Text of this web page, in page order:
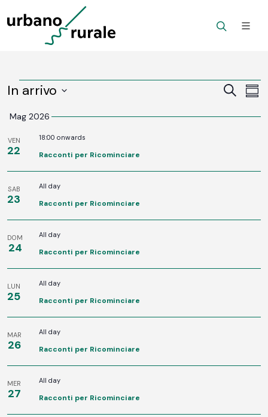
Eventi
Eventi
Cerca
In arrivo
DATE.
Mag 2026
VEN
22
18:00 onwards
Racconti per Ricominciare
SAB
23
All day
Racconti per Ricominciare
DOM
24
All day
Racconti per Ricominciare
LUN
25
All day
Racconti per Ricominciare
MAR
26
All day
Racconti per Ricominciare
MER
27
All day
Racconti per Ricominciare